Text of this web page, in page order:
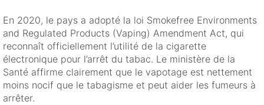
En 2020, le pays a adopté la loi Smokefree Environments
and Regulated Products (Vaping) Amendment Act, qui
reconnaît officiellement l’utilité de la cigarette
électronique pour l’arrêt du tabac. Le ministère de la
Santé affirme clairement que le vapotage est nettement
moins nocif que le tabagisme et peut aider les fumeurs à
arrêter.